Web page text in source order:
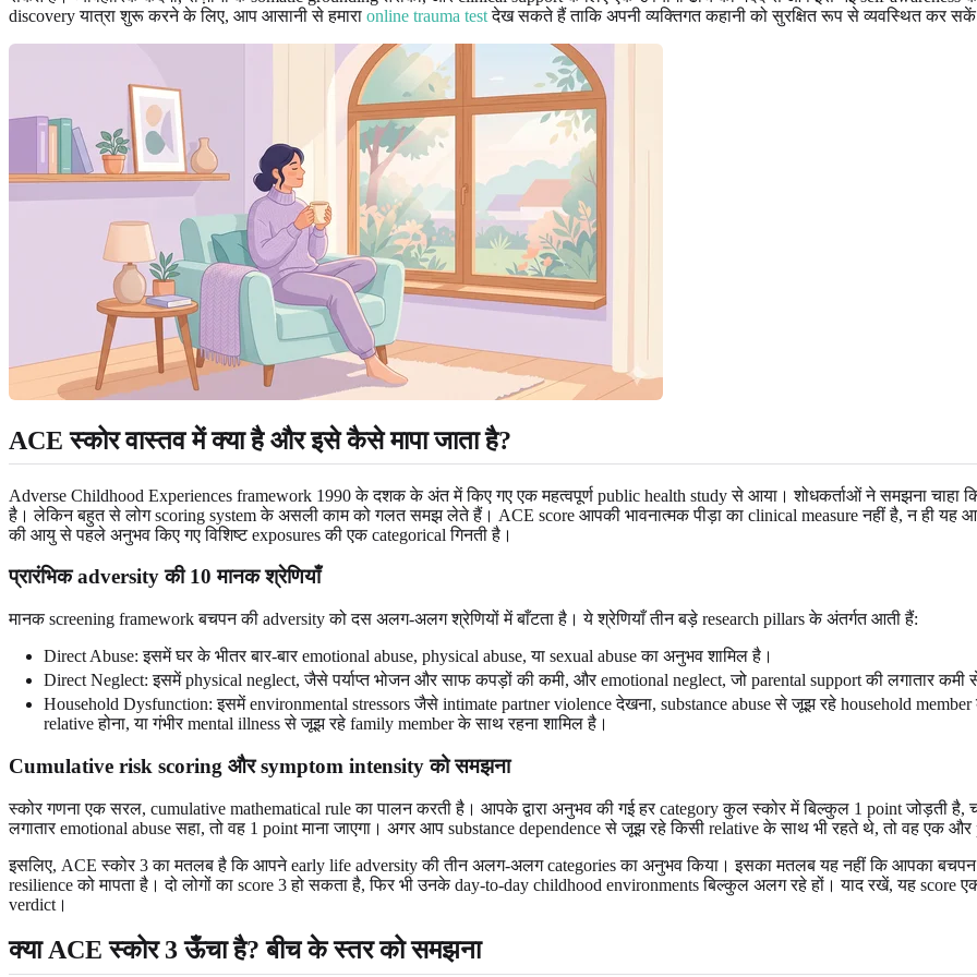
discovery यात्रा शुरू करने के लिए, आप आसानी से हमारा online trauma testदेख सकते हैं ताकि अपनी व्यक्तिगत कहानी को सुरक्षित रूप से व्यवस्थित कर
ACE स्कोर वास्तव में क्या है और इसे कैसे मापा जाता है?
Adverse Childhood Experiences framework 1990 के दशक के अंत में किए गए एक महत्वपूर्ण public health study से आया। शोधकर्ताओं ने समझना चाहा
है। लेकिन बहुत से लोग scoring system के असली काम को गलत समझ लेते हैं। ACE score आपकी भावनात्मक पीड़ा का clinical measure नहीं है, न ही यह
की आयु से पहले अनुभव किए गए विशिष्ट exposures की एक categorical गिनती है।
प्रारंभिक adversity की 10 मानक श्रेणियाँ
मानक screening framework बचपन की adversity को दस अलग-अलग श्रेणियों में बाँटता है। ये श्रेणियाँ तीन बड़े research pillars के अंतर्गत आती हैं:
Direct Abuse: इसमें घर के भीतर बार-बार emotional abuse, physical abuse, या sexual abuse का अनुभव शामिल है।
Direct Neglect: इसमें physical neglect, जैसे पर्याप्त भोजन और साफ कपड़ों की कमी, और emotional neglect, जो parental support की लगातार कमी से
Household Dysfunction: इसमें environmental stressors जैसे intimate partner violence देखना, substance abuse से जूझ रहे household
relative होना, या गंभीर mental illness से जूझ रहे family member के साथ रहना शामिल है।
Cumulative risk scoring और symptom intensity को समझना
स्कोर गणना एक सरल, cumulative mathematical rule का पालन करती है। आपके द्वारा अनुभव की गई हर category कुल स्कोर में बिल्कुल 1 point जोड़ती है,
लगातार emotional abuse सहा, तो वह 1 point माना जाएगा। अगर आप substance dependence से जूझ रहे किसी relative के साथ भी रहते थे, तो वह एक
इसलिए, ACE स्कोर 3 का मतलब है कि आपने early life adversity की तीन अलग-अलग categories का अनुभव किया। इसका मतलब यह नहीं कि आपका बचपन
resilience को मापता है। दो लोगों का score 3 हो सकता है, फिर भी उनके day-to-day childhood environments बिल्कुल अलग रहे हों। याद रखें, यह score
verdict।
क्या ACE स्कोर 3 ऊँचा है? बीच के स्तर को समझना